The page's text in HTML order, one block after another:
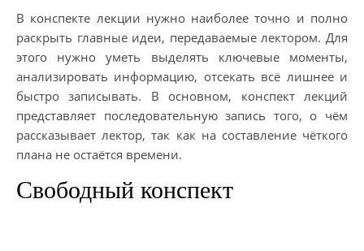
В конспекте лекции нужно наиболее точно и полно
раскрыть главные идеи, передаваемые лектором. Для
этого нужно уметь выделять ключевые моменты,
анализировать информацию, отсекать всё лишнее и
быстро записывать. В основном, конспект лекций
представляет последовательную запись того, о чём
рассказывает лектор, так как на составление чёткого
плана не остаётся времени.
Свободный конспект